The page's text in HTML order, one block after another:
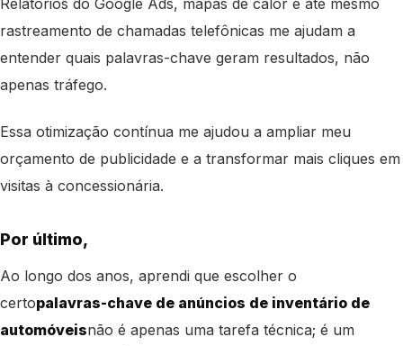
rastreamento de chamadas telefônicas me ajudam a
entender quais palavras-chave geram resultados, não
apenas tráfego.
Essa otimização contínua me ajudou a ampliar meu
orçamento de publicidade e a transformar mais cliques em
visitas à concessionária.
Por último,
Ao longo dos anos, aprendi que escolher o
certopalavras-chave de anúncios de inventário de
automóveisnão é apenas uma tarefa técnica; é um